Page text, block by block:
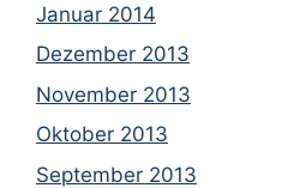
Januar 2014
Dezember 2013
November 2013
Oktober 2013
September 2013